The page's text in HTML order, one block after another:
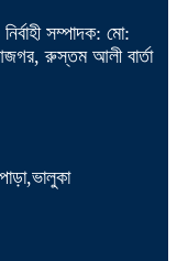
সম্পাদক: মো:
রুস্তম আলী বার্তা